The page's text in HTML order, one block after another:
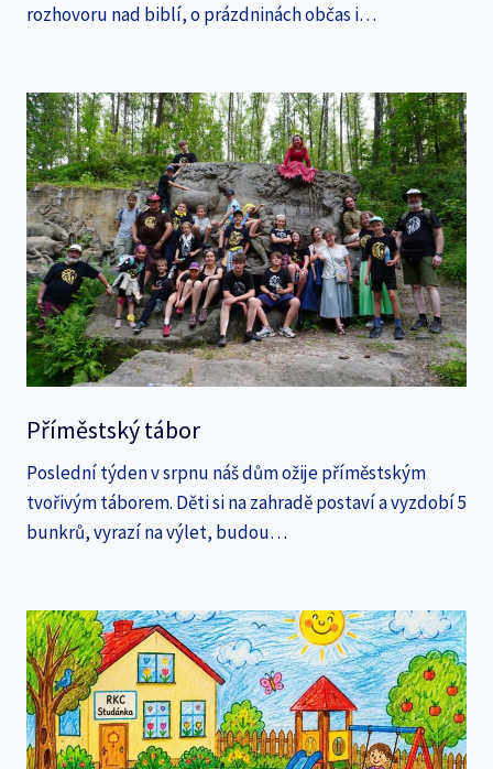
rozhovoru nad biblí, o prázdninách občas i…
Příměstský tábor
Poslední týden v srpnu náš dům ožije příměstským
tvořivým táborem. Děti si na zahradě postaví a vyzdobí 5
bunkrů, vyrazí na výlet, budou…